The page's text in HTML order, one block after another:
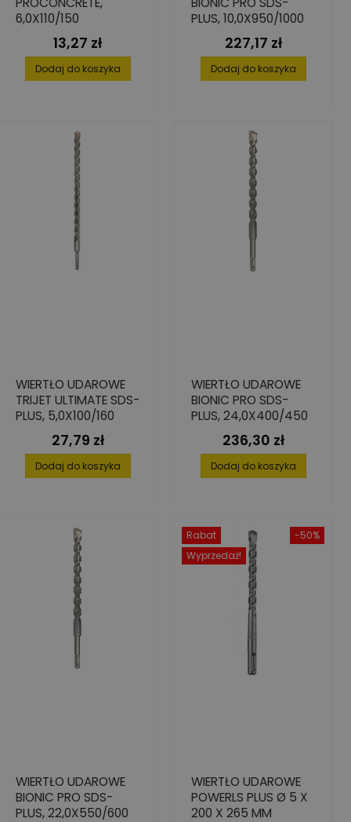
6,0X110/150
Cena
13,27 zł
Dodaj do koszyka
PLUS, 10,0X950/1000
Cena
227,17 zł
Dodaj do koszyka
WIERTŁO UDAROWE
TRIJET ULTIMATE SDS-
PLUS, 5,0X100/160
Cena
27,79 zł
Dodaj do koszyka
WIERTŁO UDAROWE
BIONIC PRO SDS-
PLUS, 24,0X400/450
Cena
236,30 zł
Dodaj do koszyka
WIERTŁO UDAROWE
BIONIC PRO SDS-
PLUS, 22,0X550/600
-50%
Rabat
Wyprzedaż!
WIERTŁO UDAROWE
POWERLS PLUS Ø 5 X
200 X 265 MM